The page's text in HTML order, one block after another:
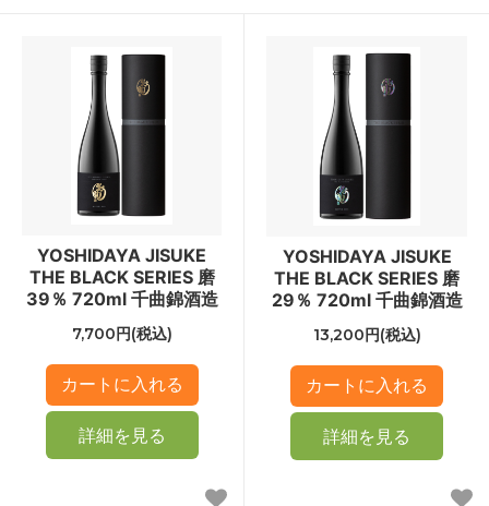
YOSHIDAYA JISUKE
THE BLACK SERIES 磨
39％ 720ml 千曲錦酒造
7,700円(税込)
詳細を見る
YOSHIDAYA JISUKE
THE BLACK SERIES 磨
29％ 720ml 千曲錦酒造
13,200円(税込)
詳細を見る